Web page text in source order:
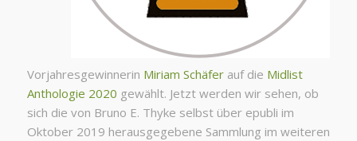
Vorjahresgewinnerin Miriam Schäferauf die Midlist
Anthologie 2020 gewählt. Jetzt werden wir sehen, ob
sich die von Bruno E. Thyke selbst über epubli im
Oktober 2019 herausgegebene Sammlung im weiteren